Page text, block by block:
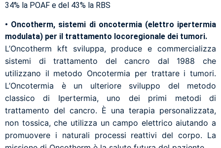
34% la POAF e del 43% la RBS
• Oncotherm, sistemi di oncotermia (elettro ipertermia
modulata) per il trattamento locoregionale dei tumori.
L’Oncotherm kft sviluppa, produce e commercializza
sistemi di trattamento del cancro dal 1988 che
utilizzano il metodo Oncotermia per trattare i tumori.
L’Oncotermia è un ulteriore sviluppo del metodo
classico di Ipertermia, uno dei primi metodi di
trattamento del cancro. È una terapia personalizzata,
non tossica, che utilizza un campo elettrico aiutando a
promuovere i naturali processi reattivi del corpo. La